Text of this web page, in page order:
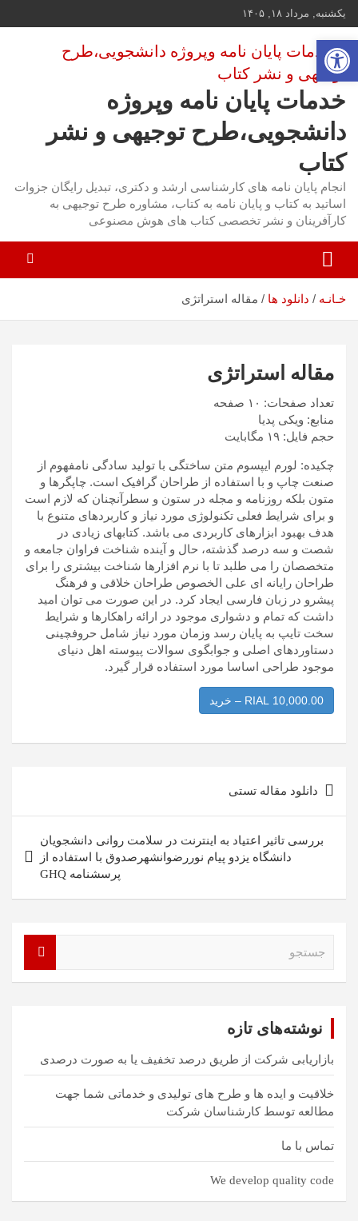
بروید
یکشنبه, مرداد ۱۸, ۱۴۰۵
خدمات پایان نامه وپروژه
دانشجویی،طرح توجیهی و نشر
کتاب
انجام پایان نامه های کارشناسی ارشد و دکتری، تبدیل رایگان جزوات
اساتید به کتاب و پایان نامه به کتاب، مشاوره طرح توجیهی به
کارآفرینان و نشر تخصصی کتاب های هوش مصنوعی
خـانـه دانلود ها مقاله استراتژی
مقاله استراتژی
تعداد صفحات: ۱۰ صفحه
منابع: ویکی پدیا
حجم فایل: ۱۹ مگابایت
چکیده: لورم ایپسوم متن ساختگی با تولید سادگی نامفهوم از
صنعت چاپ و با استفاده از طراحان گرافیک است. چاپگرها و
متون بلکه روزنامه و مجله در ستون و سطرآنچنان که لازم است
و برای شرایط فعلی تکنولوژی مورد نیاز و کاربردهای متنوع با
هدف بهبود ابزارهای کاربردی می باشد. کتابهای زیادی در
شصت و سه درصد گذشته، حال و آینده شناخت فراوان جامعه و
متخصصان را می طلبد تا با نرم افزارها شناخت بیشتری را برای
طراحان رایانه ای علی الخصوص طراحان خلاقی و فرهنگ
پیشرو در زبان فارسی ایجاد کرد. در این صورت می توان امید
داشت که تمام و دشواری موجود در ارائه راهکارها و شرایط
سخت تایپ به پایان رسد وزمان مورد نیاز شامل حروفچینی
دستاوردهای اصلی و جوابگوی سوالات پیوسته اهل دنیای
موجود طراحی اساسا مورد استفاده قرار گیرد.
RIAL 10,000.00 – خرید
نوشته
دانلود مقاله تستی
بررسی تاثیر اعتیاد به اینترنت در سلامت روانی دانشجویان
دانشگاه یزدو پیام نوررضوانشهرصدوق با استفاده از
پرسشنامه GHQ
نوشته‌های تازه
بازاریابی شرکت از طریق درصد تخفیف یا به صورت درصدی
خلاقیت و ایده ها و طرح های تولیدی و خدماتی شما جهت
مطالعه توسط کارشناسان شرکت
تماس با ما
We develop quality code
باز کردن نوار ابزار